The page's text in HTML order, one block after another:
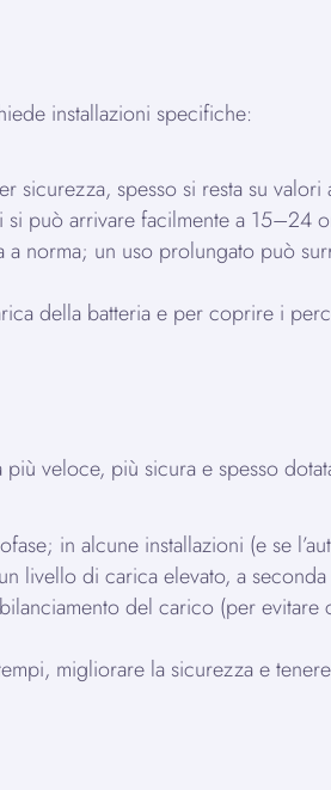
installazioni specifiche:
sicurezza, spesso si resta su
può arrivare facilmente a 15–24
a norma; un uso prolungato può
della batteria e per coprire i
veloce, più sicura e spesso
in alcune installazioni (e se
livello di carica elevato, a
del carico (per
migliorare la sicurezza e